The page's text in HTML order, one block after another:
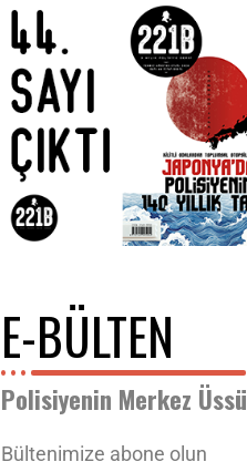
E-BÜLTEN
Polisiyenin Merkez Üssü
Bültenimize abone olun